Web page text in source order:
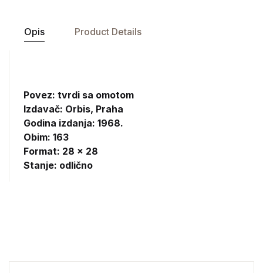
Opis Product Details
Povez: tvrdi sa omotom
Izdavač: Orbis, Praha
Godina izdanja: 1968.
Obim: 163
Format: 28 x 28
Stanje: odlično